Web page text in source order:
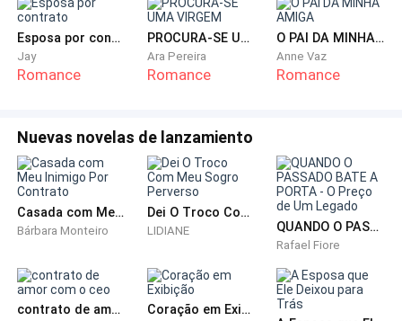
aventuras amorosas apenas uma única vez?
Ele ficou em quieto por um momento, vendo minha
— Vou falar com ele amanhã, não é certo tomar algo
tão querido de alguém.
Lucas estava falando sobre “ele” ou sobre “ela”?
Indaguei em meus pensamentos. Não podia perguntar
— Tudo bem!
Esposa por contrato
Jay
Romance
PROCURA-SE UMA VIRGEM
Ara Pereira
Romance
O PAI DA MINHA AMIGA
Anne Vaz
Romance
Nuevas novelas de lanzamiento
Casada com Meu Inimigo Por Contrato
Bárbara Monteiro
Dei O Troco Com Meu Sogro Perverso
LIDIANE QUANDO O PASSADO BATE A PORTA - O Preço de Um Legado
Rafael Fiore
contrato de amor com o ceo Coração em Exibição